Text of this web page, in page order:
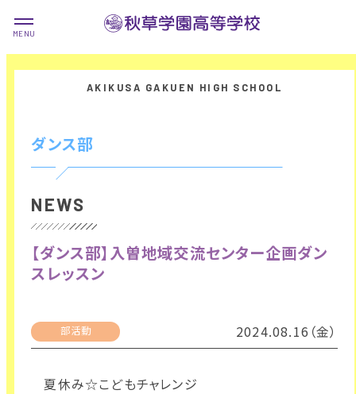
ダンス部
NEWS
【ダンス部】入曽地域交流センター企画ダン
スレッスン
部活動 2024.08.16（金）
夏休み☆こどもチャレンジ